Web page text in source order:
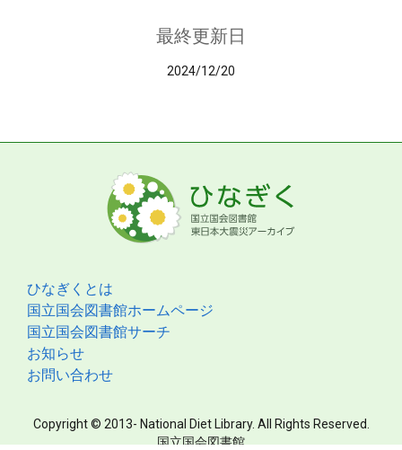
最終更新日
2024/12/20
ひなぎくとは
国立国会図書館ホームページ
国立国会図書館サーチ
お知らせ
お問い合わせ
Copyright © 2013- National Diet Library. All Rights Reserved.